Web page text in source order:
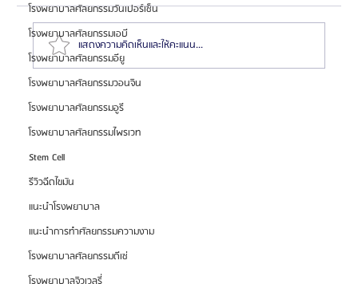
โรงพยาบาลศัลยกรรมวันเปอร์เซ็น
โรงพยาบาลศัลยกรรมเอบี
โรงพยาบาลศัลยกรรมอียู
โรงพยาบาลศัลยกรรมวอนจิน
โรงพยาบาลศัลยกรรมอูรี
โรงพยาบาลศัลยกรรมไพรเวท
Stem Cell
รีวิวฉีดไขมัน
แนะนำโรงพยาบาล
แนะนำการทำศัลยกรรมความงาม
โรงพยาบาลศัลยกรรมดีเซ่
HemaPure โปรแกรมฟอกเลือดเกาหลี ฟื้นฟูเซลล์และ
สุขภาพลึก
แสดงความคิดเห็นและให้คะแนน...